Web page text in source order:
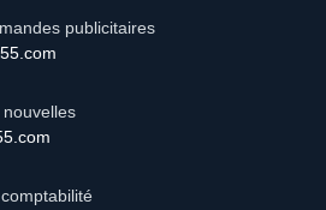
publicitaires